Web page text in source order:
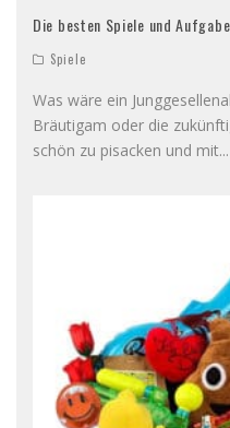
Die besten Spiele und
Spiele
Was wäre ein
Bräutigam oder die
schön zu pisacken und mit...